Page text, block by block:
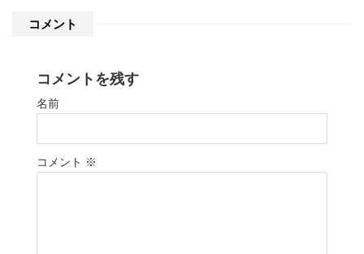
コメント
コメントを残す
名前
コメント ※